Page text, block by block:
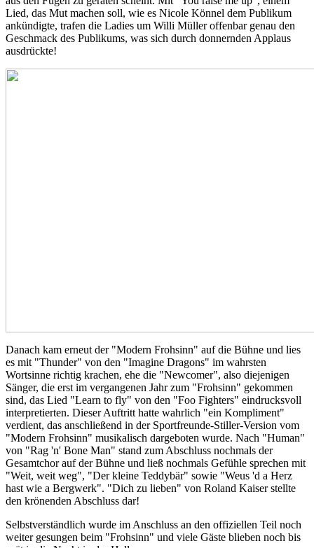
Lied, das Mut machen soll, wie es Nicole Könnel dem Publikum
ankündigte, trafen die Ladies um Willi Müller offenbar genau den
Geschmack des Publikums, was sich durch donnernden Applaus
ausdrückte!
Danach kam erneut der "Modern Frohsinn" auf die Bühne und lies
es mit "Thunder" von den "Imagine Dragons" im wahrsten
Wortsinne richtig krachen, ehe die "Newcomer", also diejenigen
Sänger, die erst im vergangenen Jahr zum "Frohsinn" gekommen
sind, das Lied "Learn to fly" von den "Foo Fighters" eindrucksvoll
interpretierten. Dieser Auftritt hatte wahrlich "ein Kompliment"
verdient, das anschließend in der Sportfreunde-Stiller-Version vom
"Modern Frohsinn" musikalisch dargeboten wurde. Nach "Human"
von "Rag 'n' Bone Man" stand zum Abschluss nochmals der
Gesamtchor auf der Bühne und ließ nochmals Gefühle sprechen mit
"Weit, weit weg", "Der kleine Teddybär" sowie "Weus 'd a Herz
hast wie a Bergwerk". "Dich zu lieben" von Roland Kaiser stellte
den krönenden Abschluss dar!
Selbstverständlich wurde im Anschluss an den offiziellen Teil noch
weiter gesungen beim "Frohsinn" und viele Gäste blieben noch bis